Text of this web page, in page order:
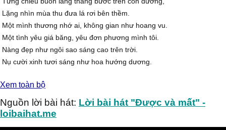
Lặng nhìn mùa thu đưa lá rơi bên thềm.
Một mình thương nhớ ai, không gian như hoang vu.
Một tình yêu giá băng, yêu đơn phương mình tôi.
Nàng đẹp như ngôi sao sáng cao trên trời.
Nụ cười xinh tươi sáng như hoa hướng dương.
Còn lại anh ngất ngây trong cơn mơ mình anh.
Một cuộc tình mà mình dành riêng cho em,
Dù năm tháng trôi qua vẫn còn đây.
Xem toàn bộ
Nguồn lời bài hát: Lời bài hát "Được và mất" -
loibaihat.me